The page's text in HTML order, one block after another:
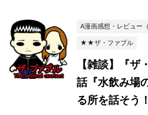
A漫画感想・レビュー
★★ザ・ファブル
【雑談】『
話『水飲み場
る所を話そう